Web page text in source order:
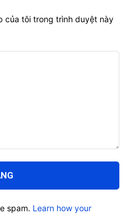
của tôi trong trình duyệt này
spam. Learn how your